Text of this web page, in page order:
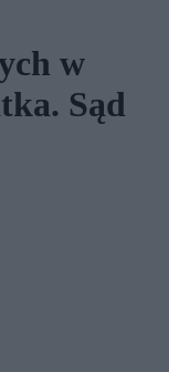
w
Sąd